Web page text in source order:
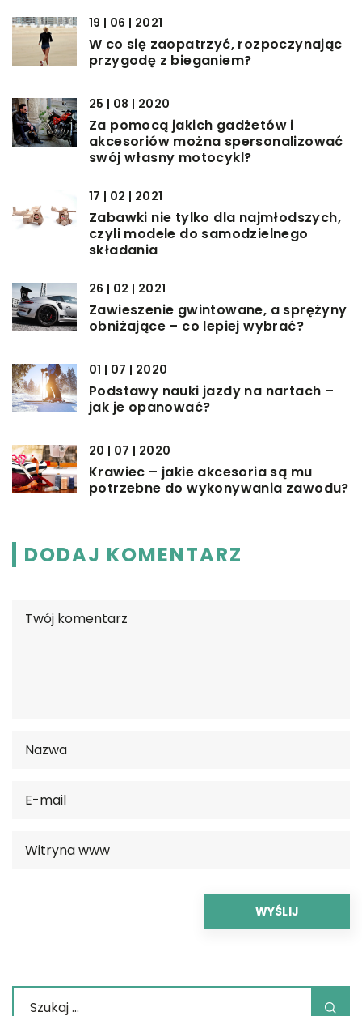
19 | 06 | 2021
W co się zaopatrzyć, rozpoczynając
przygodę z bieganiem?
25 | 08 | 2020
Za pomocą jakich gadżetów i
akcesoriów można spersonalizować
swój własny motocykl?
17 | 02 | 2021
Zabawki nie tylko dla najmłodszych,
czyli modele do samodzielnego
składania
26 | 02 | 2021
Zawieszenie gwintowane, a sprężyny
obniżające – co lepiej wybrać?
01 | 07 | 2020
Podstawy nauki jazdy na nartach –
jak je opanować?
20 | 07 | 2020
Krawiec – jakie akcesoria są mu
potrzebne do wykonywania zawodu?
DODAJ KOMENTARZ